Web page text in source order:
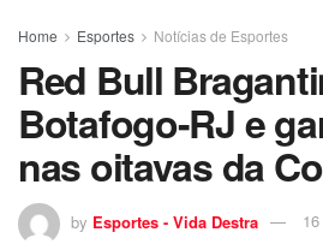
Home Esportes Notícias de Esportes
Red Bull
Botafogo-RJ e
nas oitavas da
by Esportes - Vida Destra